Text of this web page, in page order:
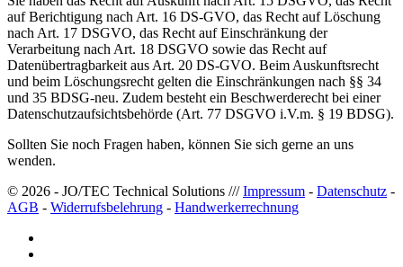
auf Berichtigung nach Art. 16 DS-GVO, das Recht auf Löschung
nach Art. 17 DSGVO, das Recht auf Einschränkung der
Verarbeitung nach Art. 18 DSGVO sowie das Recht auf
Datenübertragbarkeit aus Art. 20 DS-GVO. Beim Auskunftsrecht
und beim Löschungsrecht gelten die Einschränkungen nach §§ 34
und 35 BDSG-neu. Zudem besteht ein Beschwerderecht bei einer
Datenschutzaufsichtsbehörde (Art. 77 DSGVO i.V.m. § 19 BDSG).
Sollten Sie noch Fragen haben, können Sie sich gerne an uns
wenden.
© 2026 - JO/TEC Technical Solutions ///Impressum - Datenschutz -
AGB - Widerrufsbelehrung - Handwerkerrechnung